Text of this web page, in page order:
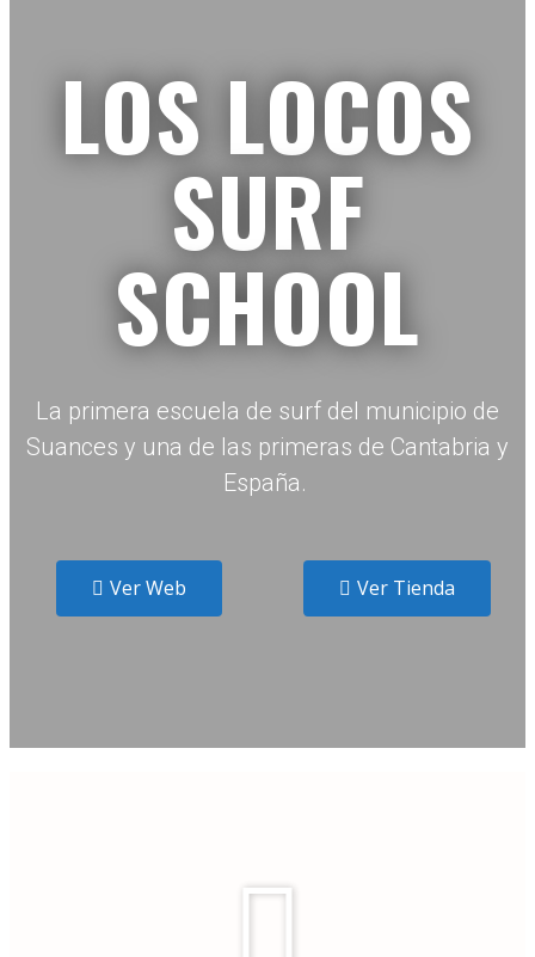
LOS LOCOS
SURF
SCHOOL
La primera escuela de surf del municipio de
Suances y una de las primeras de Cantabria y
España.
Ver Web Ver Tienda